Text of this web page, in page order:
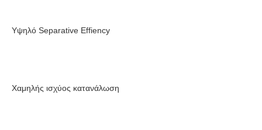
Υψηλό Separative Effiency
Χαμηλής ισχύος κατανάλωση